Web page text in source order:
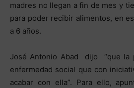
madres no llegan a fin de mes y
para poder recibir alimentos, en
a 6 años.
José Antonio Abad dijo “que la
enfermedad social que con
acabar con ella”. Para ello,